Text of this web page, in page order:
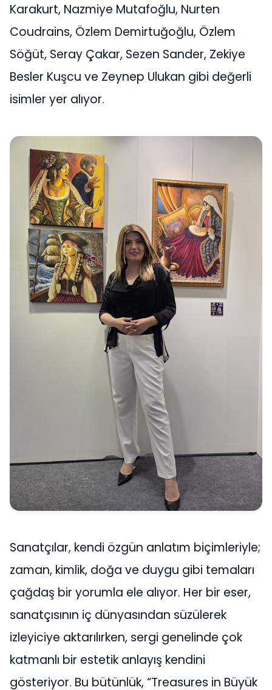
Karakurt, Nazmiye Mutafoğlu, Nurten
Coudrains, Özlem Demirtuğoğlu, Özlem
Söğüt, Seray Çakar, Sezen Sander, Zekiye
Besler Kuşcu ve Zeynep Ulukan gibi değerli
isimler yer alıyor.
Sanatçılar, kendi özgün anlatım biçimleriyle;
zaman, kimlik, doğa ve duygu gibi temaları
çağdaş bir yorumla ele alıyor. Her bir eser,
sanatçısının iç dünyasından süzülerek
izleyiciye aktarılırken, sergi genelinde çok
katmanlı bir estetik anlayış kendini
gösteriyor. Bu bütünlük, “Treasures in Büyük